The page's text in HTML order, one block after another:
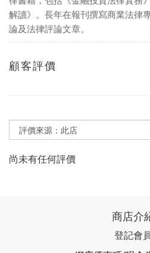
解讀》。長年在報刊撰寫商業法律
論及法律評論文章。
顧客評價
尚未有任何評價
商店介
登記會